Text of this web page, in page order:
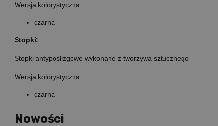
Wersja kolorystyczna:
czarna
Stopki:
Stopki antypoślizgowe wykonane z tworzywa sztucznego
Wersja kolorystyczna:
czarna
Nowości